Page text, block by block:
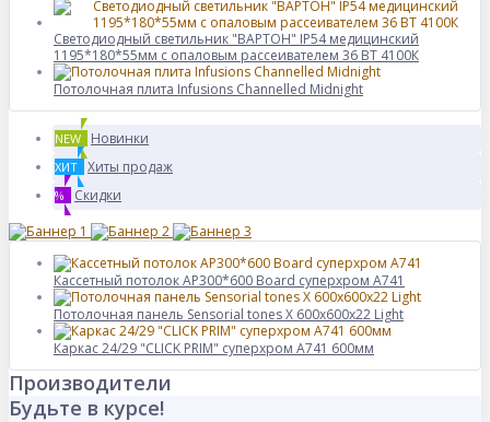
Светодиодный светильник "ВАРТОН" IP54 медицинский
1195*180*55мм с опаловым рассеивателем 36 ВТ 4100К
Потолочная плита Infusions Channelled Midnight
NEW Новинки
ХИТ Хиты продаж
% Скидки
Кассетный потолок AP300*600 Board суперхром А741
Потолочная панель Sensorial tones X 600x600x22 Light
Каркас 24/29 "CLICK PRIM" суперхром А741 600мм
Производители
Будьте в курсе!